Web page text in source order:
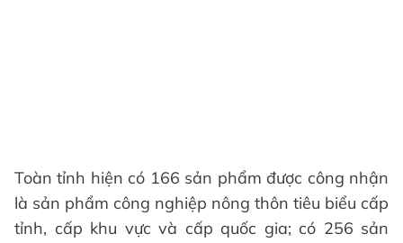
Toàn tỉnh hiện có 166 sản phẩm được công nhận
là sản phẩm công nghiệp nông thôn tiêu biểu cấp
tỉnh, cấp khu vực và cấp quốc gia; có 256 sản